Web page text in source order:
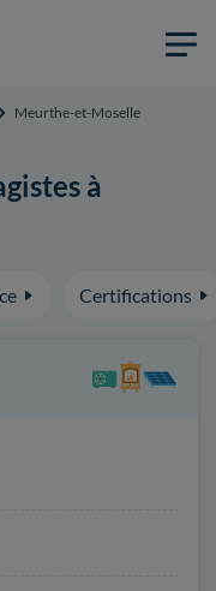
Meurthe-et-Moselle
à
Certifications